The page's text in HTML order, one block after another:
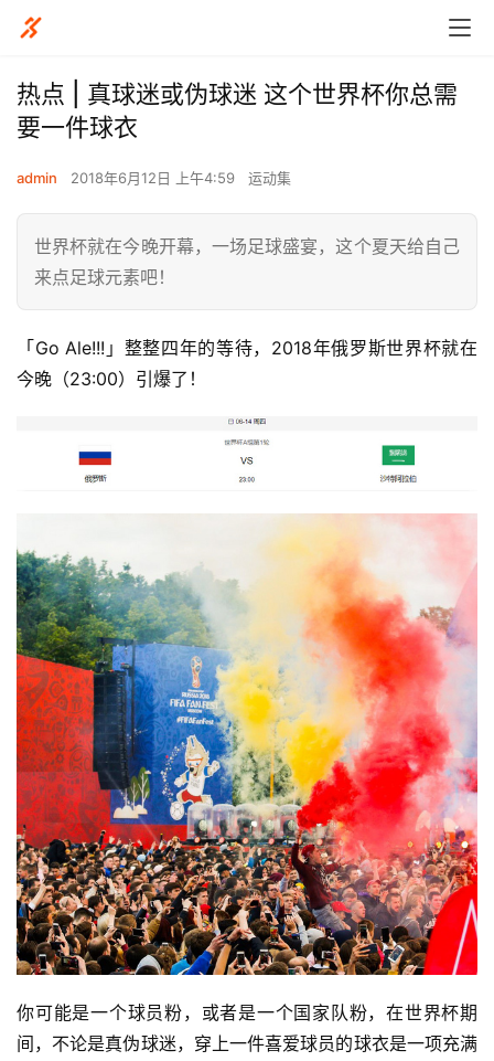
热点 | 真球迷或伪球迷 这个世界杯你总需
要一件球衣
admin 2018年6月12日 上午4:59 运动集
世界杯就在今晚开幕，一场足球盛宴，这个夏天给自己
来点足球元素吧！
「Go Ale!!!」整整四年的等待，2018年俄罗斯世界杯就在
今晚（23:00）引爆了！
你可能是一个球员粉，或者是一个国家队粉，在世界杯期
间，不论是真伪球迷，穿上一件喜爱球员的球衣是一项充满